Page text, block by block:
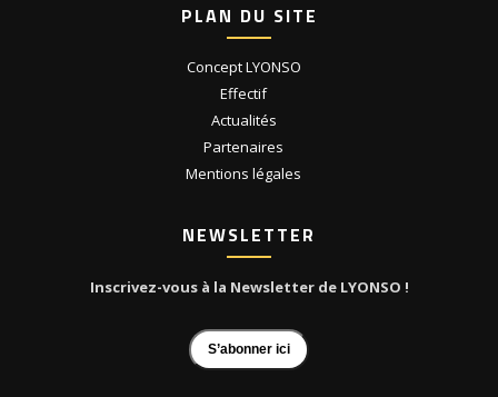
PLAN DU SITE
Concept LYONSO
Effectif
Actualités
Partenaires
Mentions légales
NEWSLETTER
Inscrivez-vous à la Newsletter de LYONSO !
S’abonner ici